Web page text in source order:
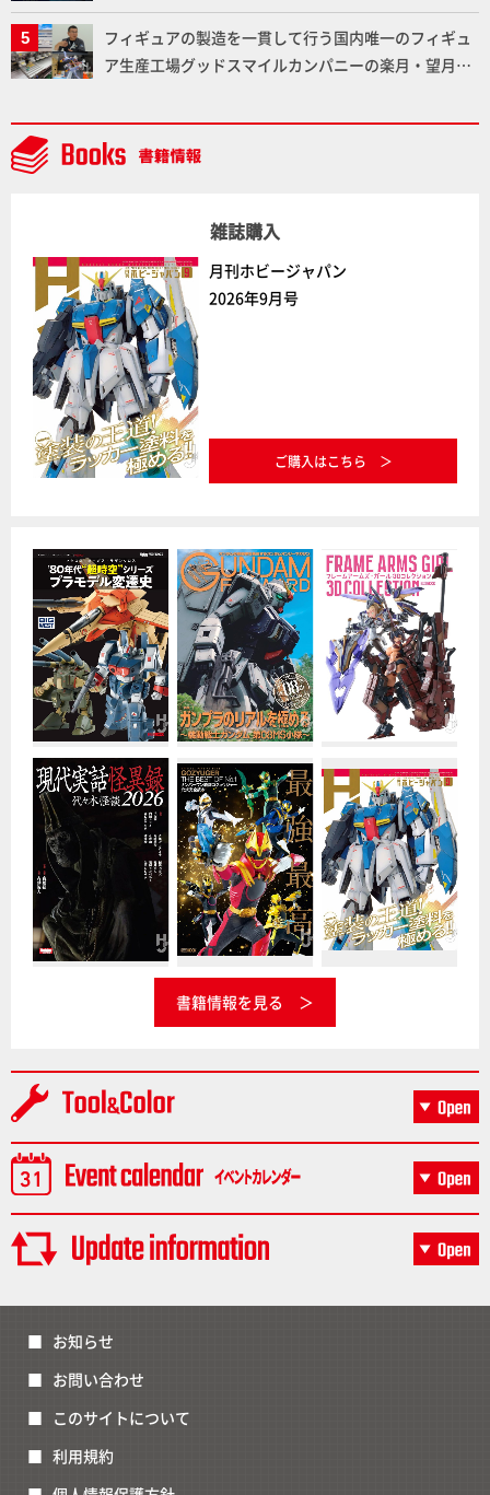
Prime Videoで国内独占配信
フィギュアの製造を一貫して行う国内唯一のフィギュ
ア生産工場グッドスマイルカンパニーの楽月・望月工
AAAヴンダー』の続報も！
雑誌購入
月刊ホビージャパン
2026年9月号
ご購入はこちら
書籍情報を見る
お知らせ
お問い合わせ
このサイトについて
利用規約